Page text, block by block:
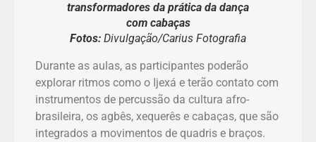
transformadores da prática da dança
com cabaças
Fotos: Divulgação/Carius Fotografia
Durante as aulas, as participantes poderão
explorar ritmos como o Ijexá e terão contato com
instrumentos de percussão da cultura afro-
brasileira, os agbês, xequerês e cabaças, que são
integrados a movimentos de quadris e braços.